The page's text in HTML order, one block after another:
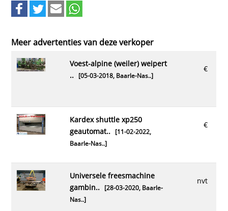
Meer advertenties van deze verkoper
€
voest-alpine (weiler) weipert
..[05-03-2018, Baarle-Nas..]
€
kardex shuttle xp250
geautomat..[11-02-2022,
Baarle-Nas..]
nvt
universele freesmachine
gambin..[28-03-2020, Baarle-
Nas..]